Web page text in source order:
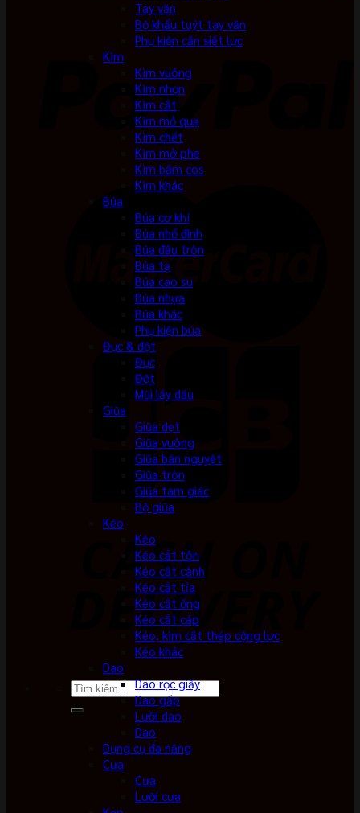
Tìm
Tay vặn
Bộ khẩu tuýt tay vặn
Phụ kiện cần siết lực
Kìm
Kìm vuông
Kìm nhọn
Kìm cắt
Kìm mỏ quạ
Kìm chết
Kìm mở phe
Kìm bấm cos
Kìm khác
Búa
Búa cơ khí
Búa nhổ đinh
Búa đầu tròn
Búa tạ
Búa cao su
Búa nhựa
Búa khác
Phụ kiện búa
Đục & đột
Đục
Đột
Mũi lấy dấu
Giũa
Giũa dẹt
Giũa vuông
Giũa bán nguyệt
Giũa tròn
Giũa tam giác
Bộ giũa
Kéo
Kéo
Kéo cắt tôn
Kéo cắt cành
Kéo cắt tỉa
Kéo cắt ống
Kéo cắt cáp
Kéo, kìm cắt thép cộng lực
Kéo khác
Dao
Dao rọc giấy
Dao gấp
Lưỡi dao
Dao
Dụng cụ đa năng
Cưa
Cưa
Lưỡi cưa